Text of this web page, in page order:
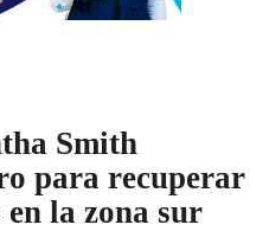
Smith
para recuperar
en la zona sur